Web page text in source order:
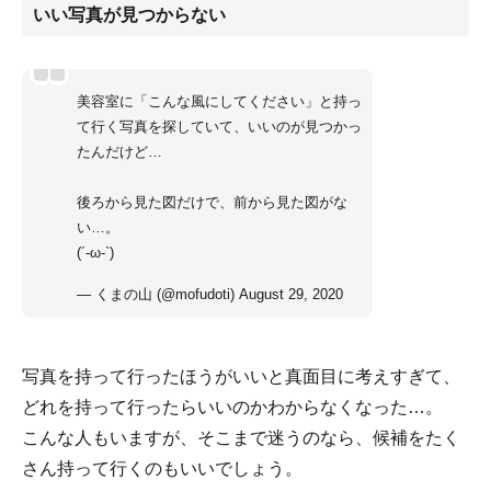
いい写真が見つからない
美容室に「こんな風にしてください」と持っ
て行く写真を探していて、いいのが見つかっ
たんだけど…
後ろから見た図だけで、前から見た図がな
い…。
(´-ω-`)
— くまの山 (@mofudoti) August 29, 2020
写真を持って行ったほうがいいと真面目に考えすぎて、
どれを持って行ったらいいのかわからなくなった…。
こんな人もいますが、そこまで迷うのなら、候補をたく
さん持って行くのもいいでしょう。